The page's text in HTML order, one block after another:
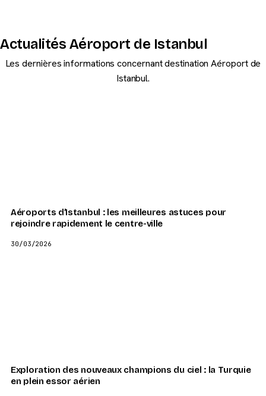
Actualités Aéroport de Istanbul
Les dernières informations concernant destination Aéroport de
Istanbul.
Aéroports d’Istanbul : les meilleures astuces pour
rejoindre rapidement le centre-ville
30/03/2026
Exploration des nouveaux champions du ciel : la Turquie
en plein essor aérien